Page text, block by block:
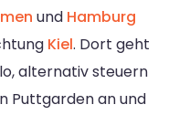
und Hamburg
Kiel. Dort geht
alternativ steuern
Puttgarden an und